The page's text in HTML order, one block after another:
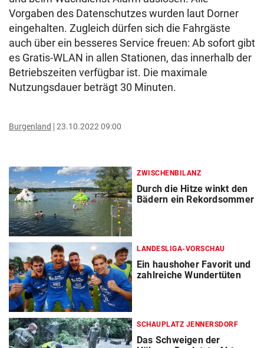
Vorgaben des Datenschutzes wurden laut Dorner
eingehalten. Zugleich dürfen sich die Fahrgäste
auch über ein besseres Service freuen: Ab sofort gibt
es Gratis-WLAN in allen Stationen, das innerhalb der
Betriebszeiten verfügbar ist. Die maximale
Nutzungsdauer beträgt 30 Minuten.
Burgenland 23.10.2022 09:00
ZWISCHENBILANZ
Durch die Hitze winkt den
Bädern ein Rekordsommer
LANDESLIGA-VORSCHAU
Ein haushoher Favorit und
zahlreiche Wundertüten
SCHAUPLATZ JENNERSDORF
Das Schweigen der